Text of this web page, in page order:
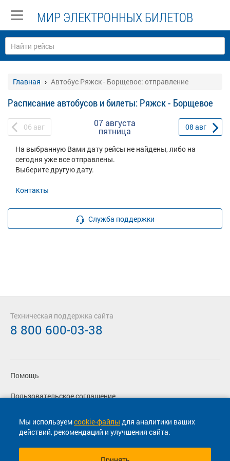
МИР ЭЛЕКТРОННЫХ БИЛЕТОВ
Главная Автобус Ряжск - Борщевое: отправление
Расписание автобусов и билеты: Ряжск - Борщевое
06 авг 07 августа
пятница 08 авг
На выбранную Вами дату рейсы не найдены, либо на
сегодня уже все отправлены.
Выберите другую дату.
Контакты
Служба поддержки
Мы используемcookie-файлы для аналитики ваших
действий, рекомендаций и улучшения сайта.
Помощь
Пользовательское соглашение
Политика конфиденциальности
Согласие на маркетинговые сообщения
Техническая поддержка сайта
8 800 600-03-38